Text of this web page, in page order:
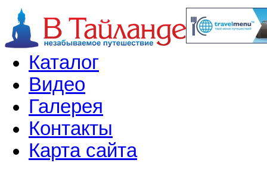
Каталог
Видео
Галерея
Контакты
Карта сайта